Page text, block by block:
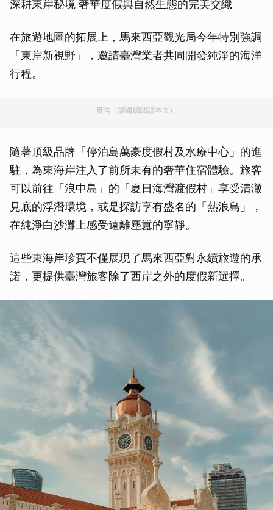
深耕東岸秘境 奢華度假與自然生態的完美交織
在旅遊地圖的拓展上，馬來西亞觀光局今年特別強調
「東岸新視野」，邀請臺灣業者共同開發純淨的海洋
行程。
廣告（請繼續閱讀本文）
隨著頂級品牌「停泊島萬豪度假村及水療中心」的進
駐，為東海岸注入了前所未有的奢華住宿體驗。旅客
可以前往「浪中島」的「夏日海灣渡假村」享受清澈
見底的浮潛環境，或是探訪享有盛名的「熱浪島」，
在純淨白沙灘上感受遠離塵囂的寧靜。
這些東海岸珍寶不僅展現了馬來西亞對永續旅遊的承
諾，更提供臺灣旅客除了西岸之外的度假新選擇。